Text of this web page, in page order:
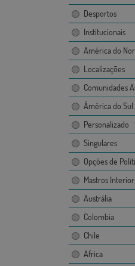
Desportos
Institucionais
América do
Localizações
Comunidades
Ámérica do Sul
Personalizado
Singulares
Opções de
Mastros Interior
Austrália
Colombia
Chile
Africa